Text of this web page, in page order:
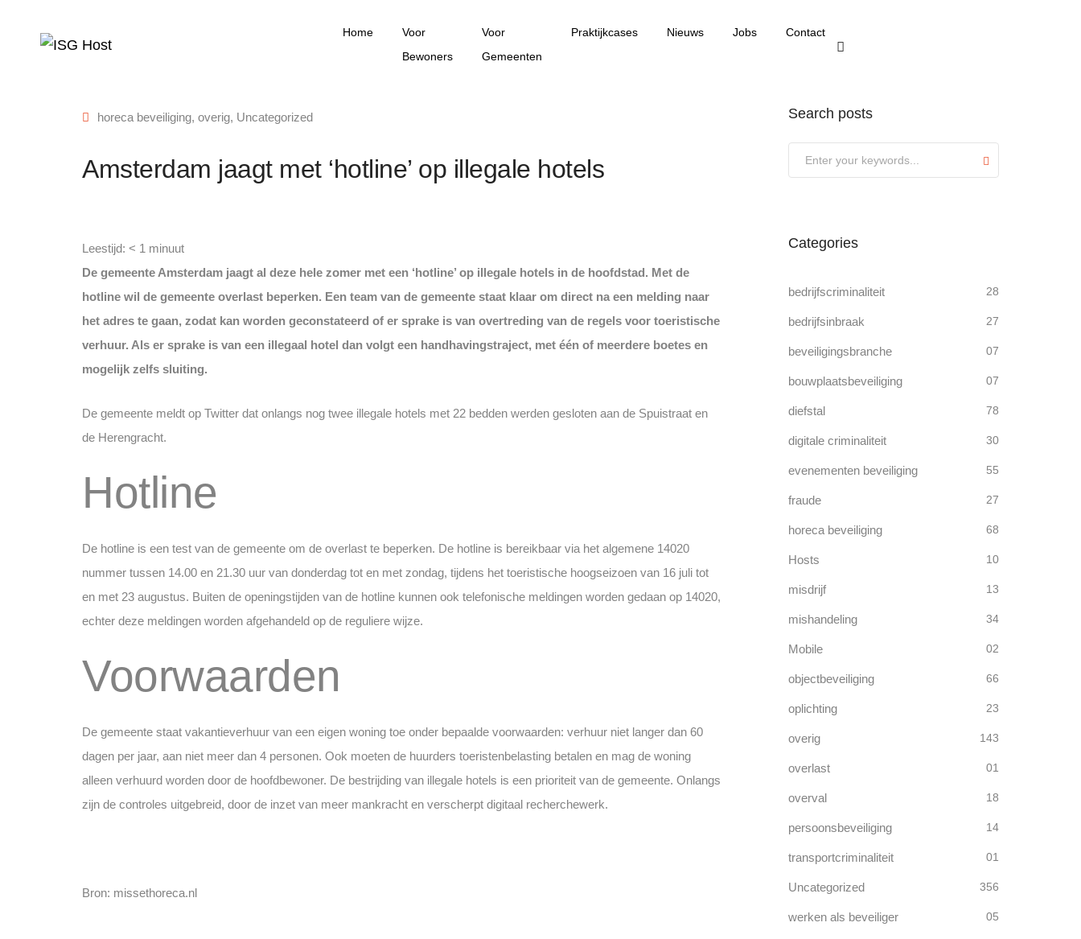
Home
Voor
Bewoners
Voor
Gemeenten
Praktijkcases Nieuws Jobs Contact
horeca beveiliging, overig, Uncategorized
Amsterdam jaagt met ‘hotline’ op illegale hotels
Leestijd: < 1 minuut
De gemeente Amsterdam jaagt al deze hele zomer met een ‘hotline’ op illegale hotels in de hoofdstad. Met de
hotline wil de gemeente overlast beperken. Een team van de gemeente staat klaar om direct na een melding naar
het adres te gaan, zodat kan worden geconstateerd of er sprake is van overtreding van de regels voor toeristische
verhuur. Als er sprake is van een illegaal hotel dan volgt een handhavingstraject, met één of meerdere boetes en
mogelijk zelfs sluiting.
De gemeente meldt op Twitter dat onlangs nog twee illegale hotels met 22 bedden werden gesloten aan de Spuistraat en
de Herengracht.
Hotline
De hotline is een test van de gemeente om de overlast te beperken. De hotline is bereikbaar via het algemene 14020
nummer tussen 14.00 en 21.30 uur van donderdag tot en met zondag, tijdens het toeristische hoogseizoen van 16 juli tot
en met 23 augustus. Buiten de openingstijden van de hotline kunnen ook telefonische meldingen worden gedaan op 14020,
echter deze meldingen worden afgehandeld op de reguliere wijze.
Voorwaarden
De gemeente staat vakantieverhuur van een eigen woning toe onder bepaalde voorwaarden: verhuur niet langer dan 60
dagen per jaar, aan niet meer dan 4 personen. Ook moeten de huurders toeristenbelasting betalen en mag de woning
alleen verhuurd worden door de hoofdbewoner. De bestrijding van illegale hotels is een prioriteit van de gemeente. Onlangs
zijn de controles uitgebreid, door de inzet van meer mankracht en verscherpt digitaal recherchewerk.
Bron: missethoreca.nl
Search posts
Categories
bedrijfscriminaliteit 28
bedrijfsinbraak 27
beveiligingsbranche 07
bouwplaatsbeveiliging 07
diefstal 78
digitale criminaliteit 30
evenementen beveiliging 55
fraude 27
horeca beveiliging 68
Hosts 10
misdrijf 13
mishandeling 34
Mobile 02
objectbeveiliging 66
oplichting 23
overig 143
overlast 01
overval 18
persoonsbeveiliging 14
transportcriminaliteit 01
Uncategorized 356
werken als beveiliger 05